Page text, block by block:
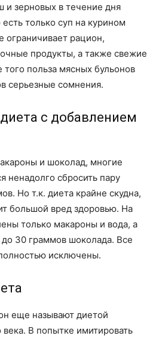
и зерновых в течение дня
есть только суп на курином
ограничивает рацион,
продукты, а также свежие
польза мясных бульонов
серьезные сомнения.
с добавлением
и шоколад, многие
ненадолго сбросить пару
Но т.к. диета крайне скудна,
большой вред здоровью. На
только макароны и вода, а
30 граммов шоколада. Все
исключены.
еще называют диетой
века. В попытке имитировать